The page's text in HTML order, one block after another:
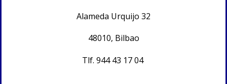
Alameda Urquijo 32
48010, Bilbao
Tlf. 944 43 17 04